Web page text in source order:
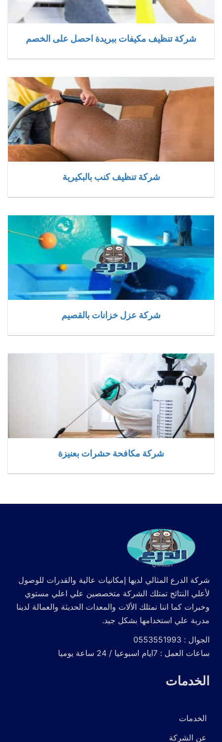
شركة تنظيف مكيفات ببريدة احصل على الخصم
شركة تنظيف كنب بالبكيرية
شركة عزل خزانات بالقصيم
شركة مكافحة حشرات بعنيزة
شركة الدرع المثالي لديها إمكانيات عالية والقدرات للوصول
لأعلي النتائج تمتلك الشركة متخصصين علي اعلي مستوي
وخبرات كما اننا نمتلك الألات والمعدات الحديثة والعمالة لدينا
مدربة علي استخدامها بشكل جيد.
الجوال : 0553551993
ساعات العمل : 7ايام اسبوعيا / 24 ساعة يوميا
الخدمات
الخدمات
عن الشركة